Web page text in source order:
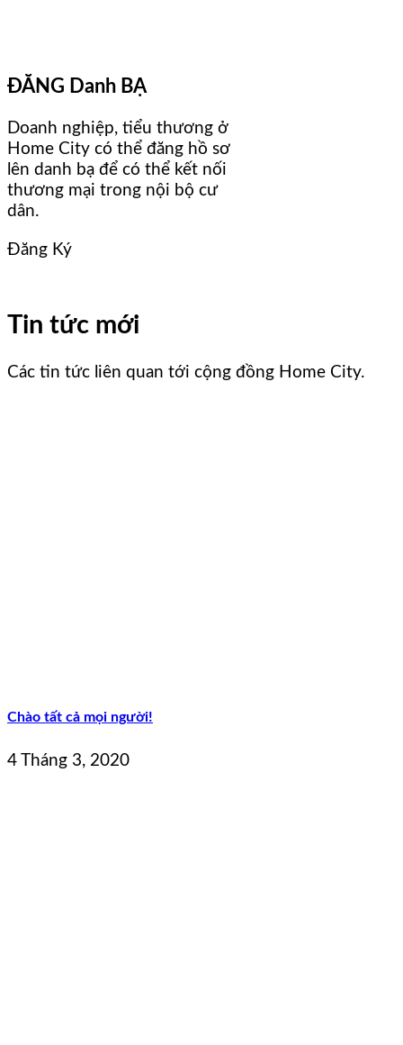
ĐĂNG Danh BẠ
Doanh nghiệp, tiểu thương ở
Home City có thể đăng hồ sơ
lên danh bạ để có thể kết nối
thương mại trong nội bộ cư
dân.
Đăng Ký
Tin tức mới
Các tin tức liên quan tới cộng đồng Home City.
Chào tất cả mọi người!
4 Tháng 3, 2020